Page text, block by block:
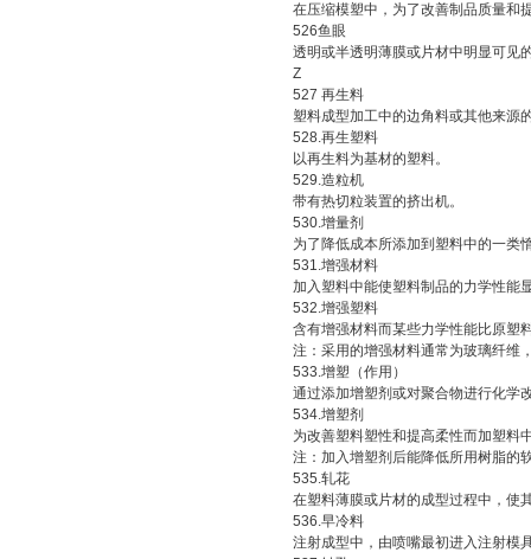
在压缩模塑中，为了改善制品质量和
526鱼眼
透明或半透明薄膜或片材中明显可见
Z
527 再生料
塑料成型加工中的边角料或其他来源
528.再生塑料
以再生料为基材的塑料。
529.造粒机
带有热切粒装置的挤出机。
530.增量剂
为了降低成本所添加到塑料中的一类
531.增强材料
加入塑料中能使塑料制品的力学性能
532.增强塑料
含有增强材料而某些力学性能比原塑
注：采用的增强材料通常为玻璃纤维
533.增塑（作用）
通过添加增塑剂或对聚合物进行化学
534.增塑剂
为改善塑料塑性和提高柔性而加塑料
注：加入增塑剂后能降低所用树脂的
535.轧花
在塑料薄膜或片材的成型过程中，使
536.早冷料
注射成型中，由喷嘴最初进入注射模